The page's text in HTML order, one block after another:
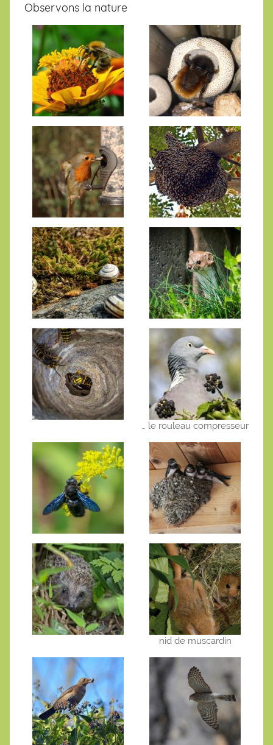
Observons la nature
… le rouleau compresseur
nid de muscardin